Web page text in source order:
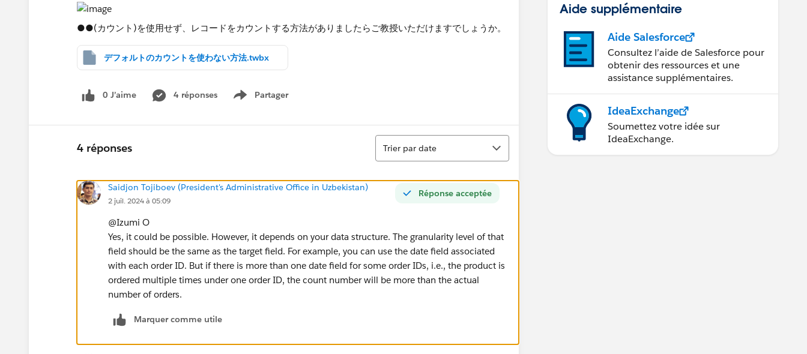
●●(カウント)を使用せず、レコードをカウントする方法がありましたらご教授いただけますでしょうか。
デフォルトのカウントを使わない方法.twbx
0 J’aime 4 réponses Partager
Show menu
4 réponses
Tri
Trier par date
Réponse acceptée
Saidjon Tojiboev (President's Administrative Office in Uzbekistan)
2 juil. 2024 à 05:09
@Izumi O​
Yes, it could be possible. However, it depends on your data structure. The granularity level of that
field should be the same as the target field. For example, you can use the date field associated
with each order ID. But if there is more than one date field for some order IDs, i.e., the product is
ordered multiple times under one order ID, the count number will be more than the actual
number of orders.
Marquer comme utile
Aide supplémentaire
Aide Salesforce
Consultez l’aide de Salesforce pour
obtenir des ressources et une
assistance supplémentaires.
IdeaExchange
Soumettez votre idée sur
IdeaExchange.